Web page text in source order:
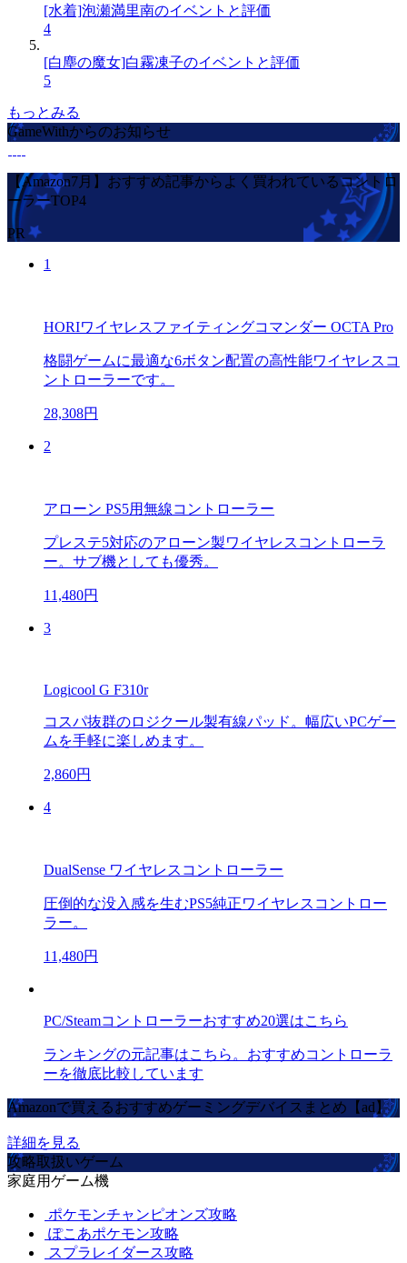
[水着]泡瀬満里南のイベントと評価
4
[白塵の魔女]白霧凍子のイベントと評価
5
もっとみる
GameWithからのお知らせ
【Amazon7月】おすすめ記事からよく買われているコントロ
ーラーTOP4
PR
1
HORIワイヤレスファイティングコマンダー OCTA Pro
格闘ゲームに最適な6ボタン配置の高性能ワイヤレスコ
ントローラーです。
28,308円
2
アローン PS5用無線コントローラー
プレステ5対応のアローン製ワイヤレスコントローラ
ー。サブ機としても優秀。
11,480円
3
Logicool G F310r
コスパ抜群のロジクール製有線パッド。幅広いPCゲー
ムを手軽に楽しめます。
2,860円
4
DualSense ワイヤレスコントローラー
圧倒的な没入感を生むPS5純正ワイヤレスコントロー
ラー。
11,480円
PC/Steamコントローラーおすすめ20選はこちら
ランキングの元記事はこちら。おすすめコントローラ
ーを徹底比較しています
Amazonで買えるおすすめゲーミングデバイスまとめ【ad】
詳細を見る
攻略取扱いゲーム
家庭用ゲーム機
ポケモンチャンピオンズ攻略
ぽこあポケモン攻略
スプラレイダース攻略